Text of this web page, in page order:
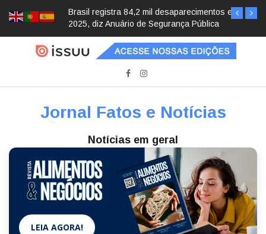
Brasil registra 84,2 mil desaparecimentos em
2025, diz Anuário de Segurança Pública
Jornal Fatos e Notícias
Notícias em geral
LEIA AGORA!